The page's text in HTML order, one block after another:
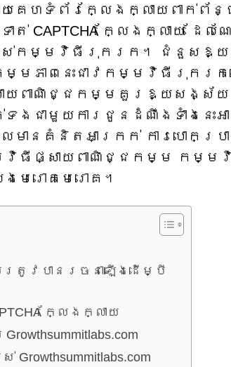
គេហទំព័រក្លែងក្លាយពាក់ព័ន្
ក្លែងក្លាយ ដែលណ
កម្មវិធីរុករក។ ជំនួសឱ្យក
មភាពនេះជាវកម្មវិធីរុករក
ាយពាណិជ្ជកម្មគួរឱ្យសង្ស័យ
ជាមួយការជូនដំណឹងទាំងនេះ
ានគំនិតអាក្រក់ ការបោកប្
មវិធីផ្សាយពាណិជ្ជកម្ម កម្
រោគមេរោគ។
វបានរចនាឡើងដើម្បី
ក្លែងក្លាយ